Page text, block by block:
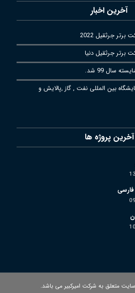
آخرین اخبار
سال 99 شد.
بین المللی نفت , گاز ,پالایش و
آخرین پروژه ها
متعلق به شرکت امیرکبیر می باشد.